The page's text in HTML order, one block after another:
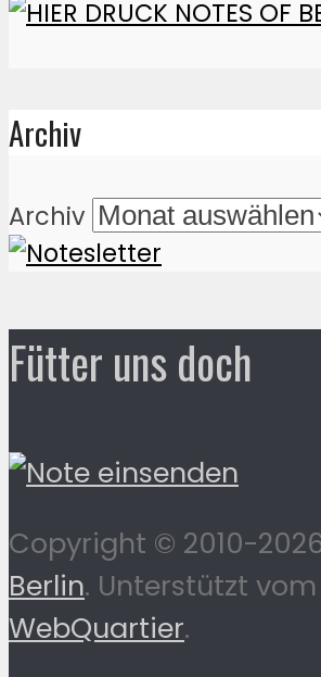
Archiv
Archiv
Fütter uns doch
Copyright © 2010-
Berlin. Unterstützt vom
WebQuartier.